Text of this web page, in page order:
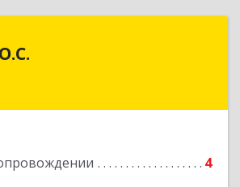
4
ул.Революцеонная,